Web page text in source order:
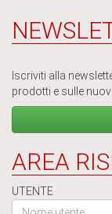
Iscriviti alla
prodotti e sulle
AREA
UTENTE